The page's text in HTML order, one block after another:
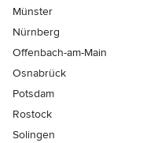
Münster
Nürnberg
Offenbach-am-Main
Osnabrück
Potsdam
Rostock
Solingen